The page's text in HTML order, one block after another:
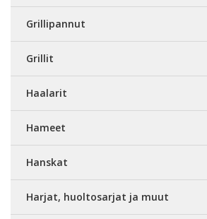
Grillipannut
Grillit
Haalarit
Hameet
Hanskat
Harjat, huoltosarjat ja muut